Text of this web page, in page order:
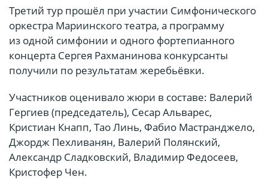
Третий тур прошёл при участии Симфонического
оркестра Мариинского театра, а программу
из одной симфонии и одного фортепианного
концерта Сергея Рахманинова конкурсанты
получили по результатам жеребьёвки.
Участников оценивало жюри в составе: Валерий
Гергиев (председатель), Сесар Альварес,
Кристиан Кнапп, Тао Линь, Фабио Мастранджело,
Джордж Пехливанян, Валерий Полянский,
Александр Сладковский, Владимир Федосеев,
Кристофер Чен.